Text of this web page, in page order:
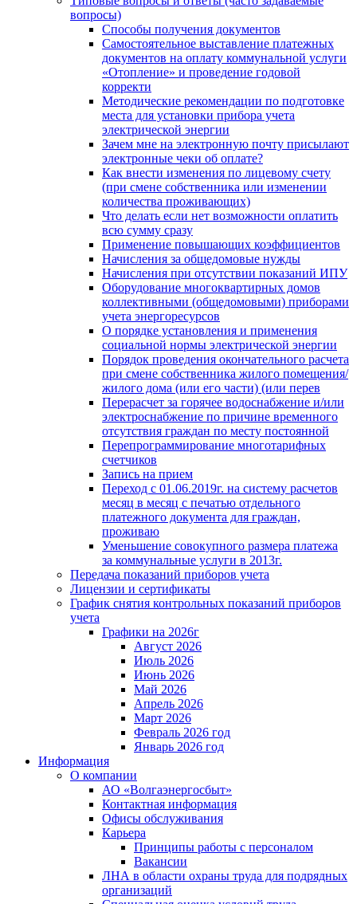
вопросы)
Способы получения документов
Самостоятельное выставление платежных
документов на оплату коммунальной услуги
«Отопление» и проведение годовой
корректи
Методические рекомендации по подготовке
места для установки прибора учета
электрической энергии
Зачем мне на электронную почту присылают
электронные чеки об оплате?
Как внести изменения по лицевому счету
(при смене собственника или изменении
количества проживающих)
Что делать если нет возможности оплатить
всю сумму сразу
Применение повышающих коэффициентов
Начисления за общедомовые нужды
Начисления при отсутствии показаний ИПУ
Оборудование многоквартирных домов
коллективными (общедомовыми) приборами
учета энергоресурсов
О порядке установления и применения
социальной нормы электрической энергии
Порядок проведения окончательного расчета
при смене собственника жилого помещения/
жилого дома (или его части) (или перев
Перерасчет за горячее водоснабжение и/или
электроснабжение по причине временного
отсутствия граждан по месту постоянной
Перепрограммирование многотарифных
счетчиков
Запись на прием
Переход с 01.06.2019г. на систему расчетов
месяц в месяц с печатью отдельного
платежного документа для граждан,
проживаю
Уменьшение совокупного размера платежа
за коммунальные услуги в 2013г.
Передача показаний приборов учета
Лицензии и сертификаты
График снятия контрольных показаний приборов
учета
Графики на 2026г
Август 2026
Июль 2026
Июнь 2026
Май 2026
Апрель 2026
Март 2026
Февраль 2026 год
Январь 2026 год
Информация
О компании
АО «Волгаэнергосбыт»
Контактная информация
Офисы обслуживания
Карьера
Принципы работы с персоналом
Вакансии
ЛНА в области охраны труда для подрядных
организаций